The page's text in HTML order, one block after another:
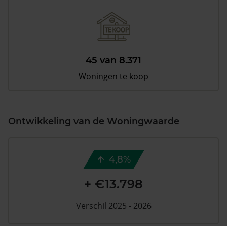
45 van 8.371
Woningen te koop
Ontwikkeling van de Woningwaarde
4,8%
+ €13.798
Verschil 2025 - 2026